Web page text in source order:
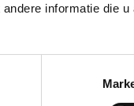
informatie die u